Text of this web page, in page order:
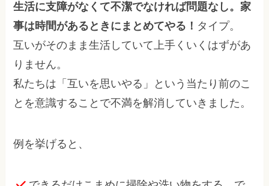
生活に支障がなくて不潔でなければ問題なし。家
事は時間があるときにまとめてやる！ タイプ。
互いがそのまま生活していて上手くいくはずがあ
りません。
私たちは「互いを思いやる」という当たり前のこ
とを意識することで不満を解消していきました。
例を挙げると、